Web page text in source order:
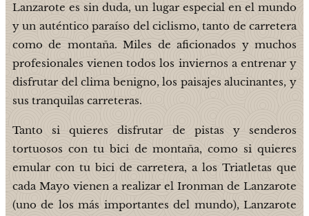
Lanzarote es sin duda, un lugar especial en el mundo
y un auténtico paraíso del ciclismo, tanto de carretera
como de montaña. Miles de aficionados y muchos
profesionales vienen todos los inviernos a entrenar y
disfrutar del clima benigno, los paisajes alucinantes, y
sus tranquilas carreteras.
Tanto si quieres disfrutar de pistas y senderos
tortuosos con tu bici de montaña, como si quieres
emular con tu bici de carretera, a los Triatletas que
cada Mayo vienen a realizar el Ironman de Lanzarote
(uno de los más importantes del mundo), Lanzarote